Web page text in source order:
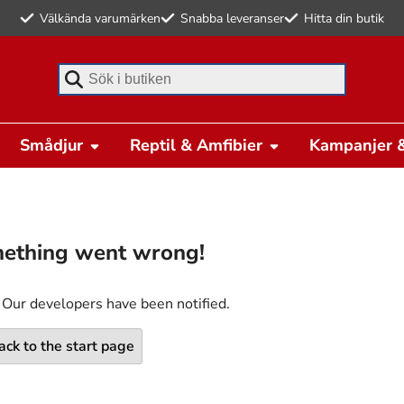
Välkända varumärken Snabba leveranser Hitta din butik
Börja skriva för att söka
Smådjur Reptil & Amfibier Kampanjer
went wrong!
developers have been notified.
to the start page